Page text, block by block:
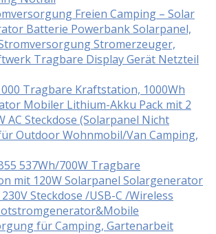
Freien Camping – Solar
Batterie Powerbank Solarpanel,
Stromerzeuger,
Tragbare Display Gerät Netzteil
Tragbare Kraftstation, 1000Wh
Mobiler Lithium-Akku Pack mit 2
AC Steckdose (Solarpanel Nicht
Outdoor Wohnmobil/Van Camping,
537Wh/700W Tragbare
mit 120W Solarpanel Solargenerator
Steckdose /USB-C /Wireless
für Camping, Gartenarbeit